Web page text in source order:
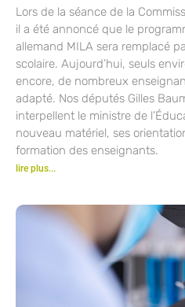
Lors de la séance de la
il a été annoncé que le
allemand MILA sera remplacé
scolaire. Aujourd’hui, seuls
encore, de nombreux
adapté. Nos députés Gilles
interpellent le ministre de
nouveau matériel, ses
formation des enseignants.
lire plus...